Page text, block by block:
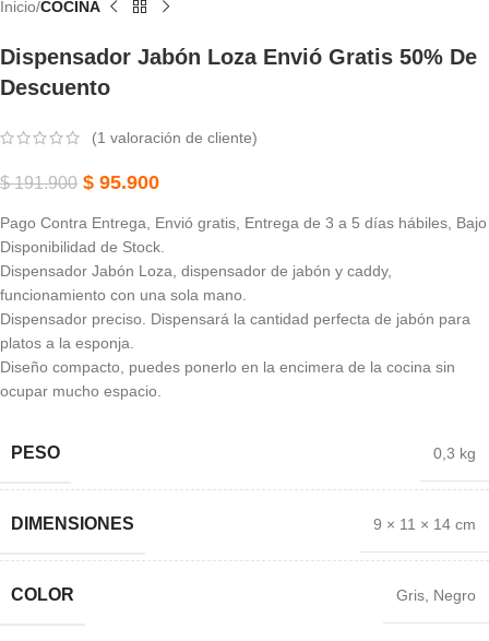
Inicio COCINA
Dispensador Jabón Loza Envió Gratis 50% De
Descuento
(1 valoración de cliente)
$191.900 $ 95.900
Pago Contra Entrega, Envió gratis, Entrega de 3 a 5 días hábiles, Bajo
Disponibilidad de Stock.
Dispensador Jabón Loza, dispensador de jabón y caddy,
funcionamiento con una sola mano.
Dispensador preciso. Dispensará la cantidad perfecta de jabón para
platos a la esponja.
Diseño compacto, puedes ponerlo en la encimera de la cocina sin
ocupar mucho espacio.
PESO 0,3 kg
DIMENSIONES 9 × 11 × 14 cm
COLOR Gris, Negro